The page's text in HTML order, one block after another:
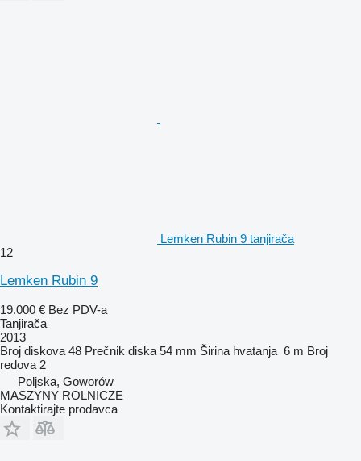
Lemken Rubin 9 tanjirača
12
Lemken Rubin 9
19.000 € Bez PDV-a
Tanjirača
2013
Broj diskova 48 Prečnik diska 54 mm Širina hvatanja 6 m Broj
redova 2
Poljska, Goworów
MASZYNY ROLNICZE
Kontaktirajte prodavca